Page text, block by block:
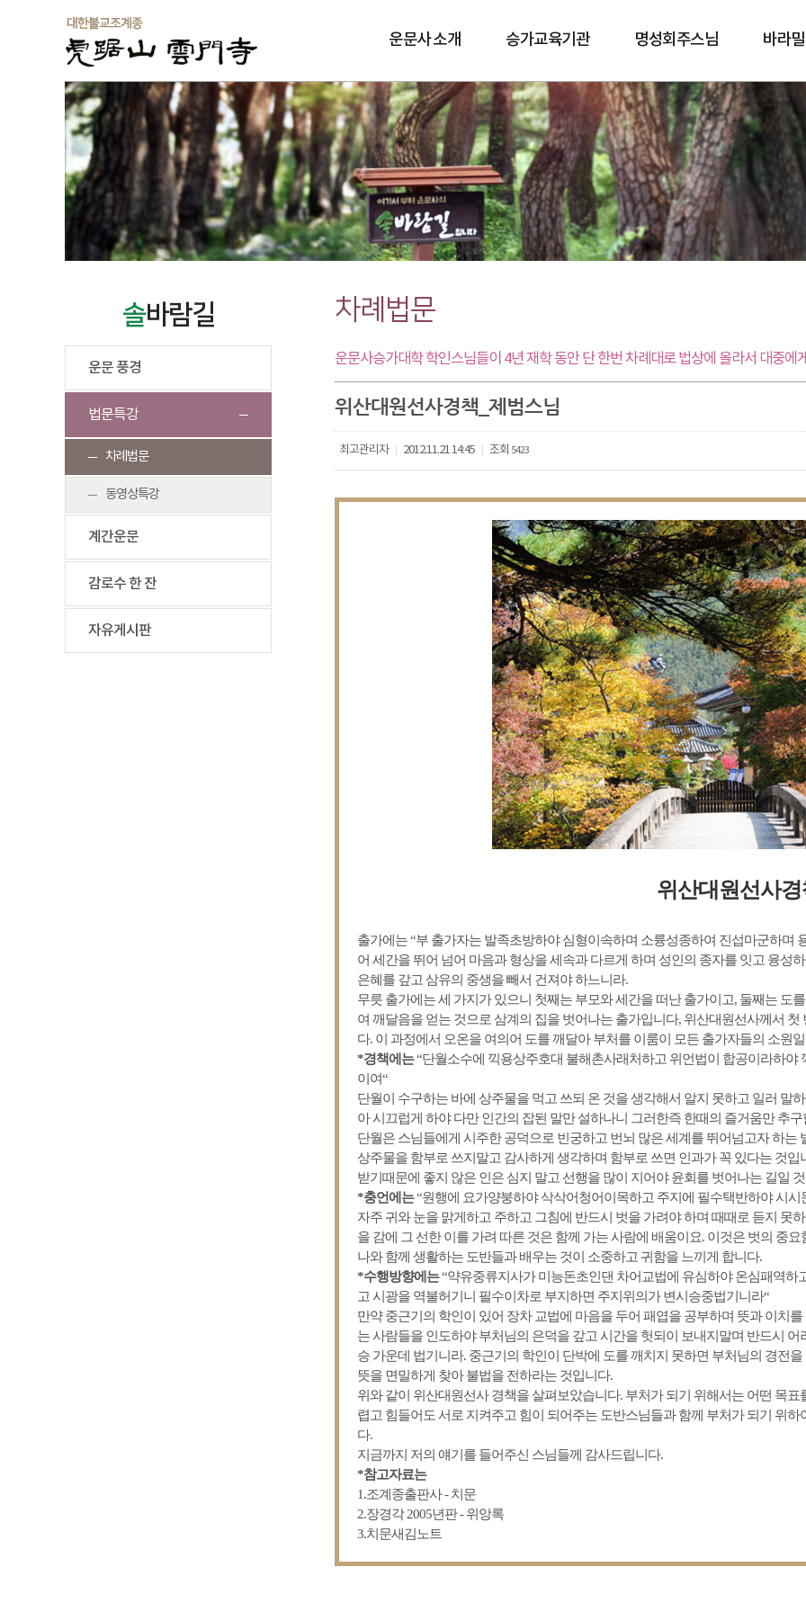
운문사 소개 승가교육기관 명성회주스님 바라
솔바람길
솔바람길
운문 풍경
법문특강
차례법문
동영상특강
계간운문
감로수 한 잔
자유게시판
차례법문
운문사승가대학 학인스님들이 4년 재학 동안 단 한번 차례대로 법상에 올라서 대중에
위산대원선사경책_제범스님
최고관리자 2012.11.21 14:45 조회 5423
위산대원선사경
출가에는 “부 출가자는 발족초방하야 심형이속하며 소륭성종하여 진섭마군하며
어 세간을 뛰어 넘어 마음과 형상을 세속과 다르게 하며 성인의 종자를 잇고 융성
은혜를 갚고 삼유의 중생을 빼서 건져야 하느니라.
무릇 출가에는 세 가지가 있으니 첫째는 부모와 세간을 떠난 출가이고, 둘째는 도
여 깨달음을 얻는 것으로 삼계의 집을 벗어나는 출가입니다, 위산대원선사께서
다. 이 과정에서 오온을 여의어 도를 깨달아 부처를 이룸이 모든 출가자들의 소원
*경책에는“단월소수에 끽용상주호대 불해촌사래처하고 위언법이 합공이라하
이여“
단월이 수구하는 바에 상주물을 먹고 쓰되 온 것을 생각해서 알지 못하고 일러 말
아 시끄럽게 하야 다만 인간의 잡된 말만 설하나니 그러한즉 한때의 즐거움만 추
단월은 스님들에게 시주한 공덕으로 빈궁하고 번뇌 많은 세계를 뛰어넘고자 하
상주물을 함부로 쓰지말고 감사하게 생각하며 함부로 쓰면 인과가 꼭 있다는 것
받기때문에 좋지 않은 인은 심지 말고 선행을 많이 지어야 윤회를 벗어나는 길일
*충언에는“원행에 요가양붕하야 삭삭어청어이목하고 주지에 필수택반하야 시
자주 귀와 눈을 맑게하고 주하고 그침에 반드시 벗을 가려야 하며 때때로 듣지 못
을 감에 그 선한 이를 가려 따른 것은 함께 가는 사람에 배움이요. 이것은 벗의 중
나와 함께 생활하는 도반들과 배우는 것이 소중하고 귀함을 느끼게 합니다.
*수행방향에는“약유중류지사가 미능돈초인댄 차어교법에 유심하야 온심패역
고 시광을 역불허기니 필수이차로 부지하면 주지위의가 변시승중법기니라“
만약 중근기의 학인이 있어 장차 교법에 마음을 두어 패엽을 공부하며 뜻과 이치
는 사람들을 인도하야 부처님의 은덕을 갚고 시간을 헛되이 보내지말며 반드시
승 가운데 법기니라. 중근기의 학인이 단박에 도를 깨치지 못하면 부처님의 경전
뜻을 면밀하게 찾아 불법을 전하라는 것입니다.
위와 같이 위산대원선사 경책을 살펴보았습니다. 부처가 되기 위해서는 어떤 목
렵고 힘들어도 서로 지켜주고 힘이 되어주는 도반스님들과 함께 부처가 되기 위
다.
지금까지 저의 얘기를 들어주신 스님들께 감사드립니다.
*참고자료는
1.조계종출판사 - 치문
2.장경각 2005년판 - 위앙록
3.치문새김노트